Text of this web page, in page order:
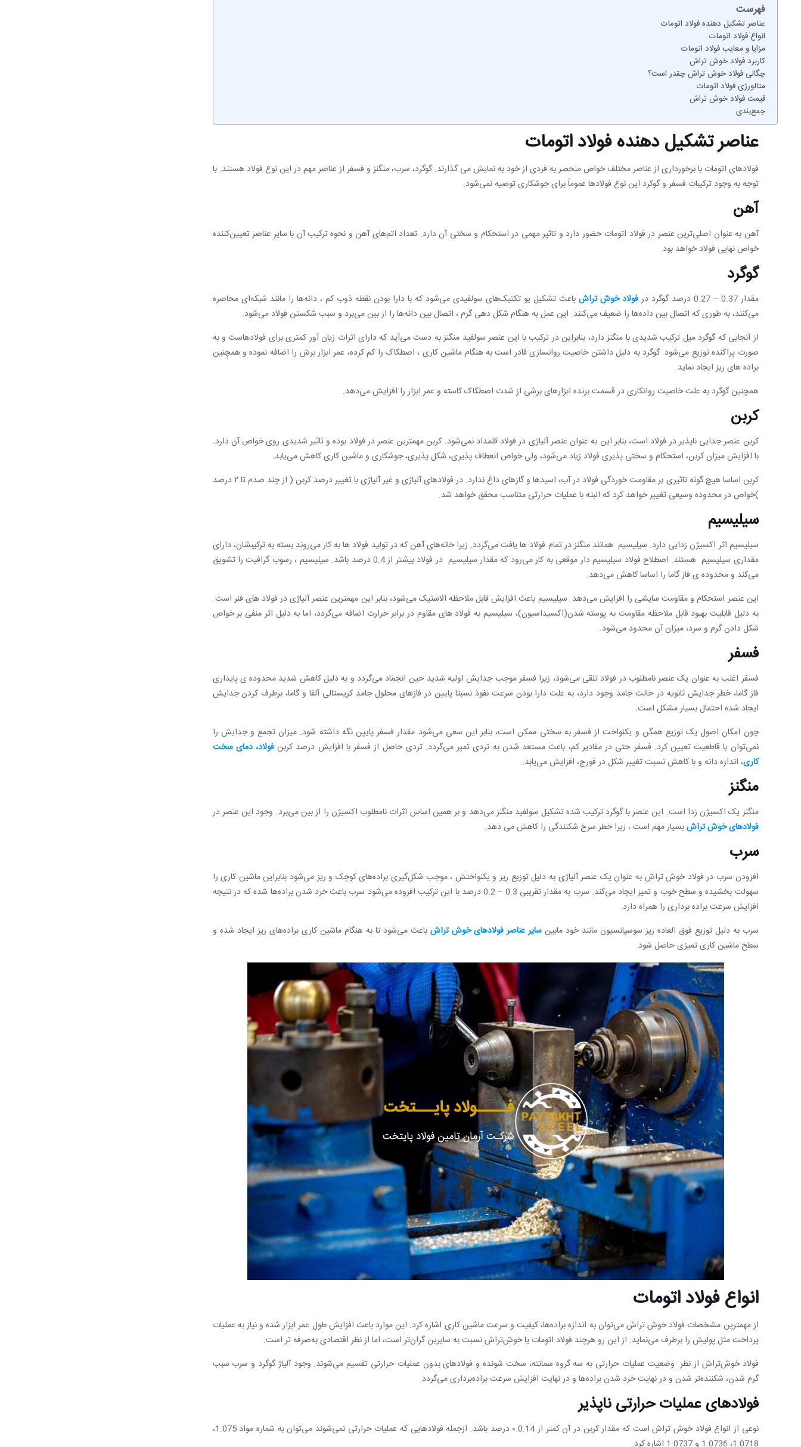
فهرست
عناصر تشکیل دهنده فولاد اتومات
انواع فولاد اتومات
مزایا و معایب فولاد اتومات
کاربرد فولاد خوش تراش
چگالی فولاد خوش تراش چقدر است؟
متالورژی فولاد اتومات
قیمت فولاد خوش تراش
جمع‌بندی
عناصر تشکیل دهنده فولاد اتومات
فولادهای اتومات با برخورداری از عناصر مختلف خواص منحصر به فردی از خود به نمایش می گذارند. گوگرد، سرب، منگنز و فسفر از عناصر مهم در این نوع فولاد هستند. با
توجه به وجود ترکیبات فسفر و گوکرد این نوع فولادها عموماً برای جوشکاری توصیه نمی‌شود.
آهن
آهن به عنوان اصلی‌ترین عنصر در فولاد اتومات حضور دارد و تاثیر مهمی در استحکام و سختی آن دارد. تعداد اتم‌های آهن و نحوه ترکیب آن با سایر عناصر تعیین‌کننده
خواص نهایی فولاد خواهد بود.
گوگرد
مقدار 0.37 – 0.27 درصد گوگرد در فولاد خوش تراش باعث تشکیل یو تکتیک‌های سولفیدی می‌شود که با دارا بودن نقطه ذوب کم ، دانه‌ها را مانند شبکه‌ای محاصره
می‌کنند، به طوری که اتصال بین داده‌ها را ضعیف می‌کنند. این عمل به هنگام شکل دهی گرم ، اتصال بین دانه‌ها را از بین ‌می‌برد و سبب شکستن فولاد ‌می‌شود.
از آنجایی که گوگرد میل ترکیب شدیدی با منگنز دارد، بنابراین در ترکیب با این عنصر سولفید منگنز به دست می‌آید که دارای اثرات زیان آور کمتری برای فولادهاست و به
صورت پراکنده توزیع می‌شود. گوگرد به دلیل داشتن خاصیت روانسازی قادر است به هنگام ماشین کاری ، اصطکاک را کم کرده، عمر ابزار برش را اضافه نموده و همچنین
براده های ریز ایجاد نماید.
همچنین گوگرد به علت خاصیت روانکاری در قسمت برنده ابزارهای برشی از شدت اصطکاک کاسته و عمر ابزار را افزایش می‌دهد.
کربن
کربن عنصر جدایی ناپذیر در فولاد است، بنابر این به عنوان عنصر آلیاژی در فولاد قلمداد نمی‌شود. کربن مهمترین عنصر در فولاد بوده و تاثیر شدیدی روی خواص آن دارد.
با افزایش میزان کربن، استحکام و سختی پذیری فولاد زیاد می‌شود، ولی خواص انعطاف پذیری، شکل پذیری، جوشکاری و ماشین کاری کاهش می‌یابد.
کربن اساسا هیچ گونه تاثیری بر مقاومت خوردگی فولاد در آب، اسیدها و گازهای داغ ندارد. در فولادهای آلیاژی و غیر آلیاژی با تغییر درصد کربن ( از چند صدم تا ۲ درصد
)خواص در محدوده وسیعی تغییر خواهد کرد که البته با عملیات حرارتی متناسب محقق خواهد شد.
سیلیسیم
سیلیسیم اثر اکسیژن زدایی دارد. سیلیسیم همانند منگنز در تمام فولاد ها یافت می‌گردد. زیرا خانه‌های آهن که در تولید فولاد ها به کار می‌روند بسته به ترکیبشان، دارای
مقداری سیلیسیم هستند. اصطلاح فولاد سیلیسیم ‌دار موقعی به کار می‌رود که مقدار سیلیسیم در فولاد بیشتر از 0.4 درصد باشد. سیلیسیم ، رسوب گرافیت را تشویق
می‌کند و محدوده ی فاز گاما را اساسا کاهش می‌دهد.
این عنصر استحکام و مقاومت سایشی را افزایش می‌دهد. سیلیسیم باعث افزایش قابل ملاحظه الاستیک می‌شود، بنابر این مهمترین عنصر آلیاژی در فولاد های فنر است.
به دلیل قابلیت بهبود قابل ملاحظه مقاومت به پوسته شدن(اکسیداسیون)، سیلیسیم به فولاد های مقاوم در برابر حرارت اضافه می‌گردد، اما به دلیل اثر منفی بر خواص
شکل دادن گرم و سرد، میزان آن محدود می‌شود.
فسفر
فسفر اغلب به عنوان یک عنصر نامطلوب در فولاد تلقی می‌شود، زیرا فسفر موجب جدایش اولیه شدید حین انجماد می‌گردد و به دلیل کاهش شدید محدوده ی پایداری
فاز گاما، خطر جدایش ثانویه در حالت جامد وجود دارد، به علت دارا بودن سرعت نفوذ نسبتا پایین در فازهای محلول جامد کریستالی آلفا و گاما، برطرف کردن جدایش
ایجاد شده احتمال بسیار مشکل است.
چون امکان اصول یک توزیع همگن و یکنواخت از فسفر به سختی ممکن است، بنابر این سعی می‌شود مقدار فسفر پایین نگه داشته شود. میزان تجمع و جدایش را
نمی‌توان با قاطعیت تعیین کرد. فسفر حتی در مقادیر کم، باعث مستعد شدن به تردی تمپر می‌گردد. تردی حاصل از فسفر با افزایش درصد کربن فولاد، دمای سخت
کاری، اندازه دانه و با کاهش نسبت تغییر شکل در فورج، افزایش می‌یابد.
منگنز
منگنز یک اکسیژن زدا است. این عنصر با گوگرد ترکیب شده تشکیل سولفید منگنز می‌دهد و بر همین اساس اثرات نامطلوب اکسیژن را از بین می‌برد. وجود این عنصر در
فولادهای خوش تراشبسیار مهم است ، زیرا خطر سرخ شکنندگی را کاهش می دهد.
سرب
افزودن سرب در فولاد خوش تراش به عنوان یک عنصر آلیاژی به دلیل توزیع ریز و یکنواختش ، موجب شکل‌گیری براده‌های کوچک و ریز می‌شود بنابراین ماشین کاری را
سهولت بخشیده و سطح خوب و تمیز ایجاد می‌کند. سرب به مقدار تقریبی 0.3 – 0.2 درصد با این ترکیب افزوده می‌شود سرب باعث خرد شدن براده‌ها شده که در نتیجه
افزایش سرعت براده برداری را همراه دارد.
سرب به دلیل توزیع فوق العاده ریز سوسپانسیون مانند خود مابینسایر عناصر فولادهای خوش تراش باعث می‌شود تا به هنگام ماشین کاری براده‌های ریز ایجاد شده و
سطح ماشین کاری تمیزی حاصل شود.
انواع فولاد اتومات
از مهمترین مشخصات فولاد خوش تراش می‌توان به اندازه براده‌ها، کیفیت و سرعت ماشین‌ کاری اشاره کرد. این موارد باعث افزایش طول عمر ابزار شده و نیاز به عملیات
پرداخت مثل پولیش را برطرف می‌نماید. از این رو هرچند فولاد اتومات یا خوش‌تراش نسبت به سایرین گران‌تر است، اما از نظر اقتصادی به‌صرفه تر است.
فولاد خوش‌تراش از نظر وضعیت عملیات حرارتی به سه گروه سمانته، سخت شونده و فولادهای بدون عملیات حرارتی تقسیم می‌شوند. وجود آلیاژ گوگرد و سرب سبب
گرم شدن، شکننده‌تر شدن و در نهایت خرد شدن براده‌ها و در نهایت افزایش سرعت براده‌برداری می‌گردد.
فولادهای عملیات حرارتی ناپذیر
نوعی از انواع فولاد خوش تراش است که مقدار کربن در آن کمتر از ۰.0.14 درصد باشد. ازجمله فولادهایی که عملیات حرارتی نمی‌شوند می‌توان به شماره مواد 1.075،
1.0718، 1.0736 و 1.0737 اشاره کرد.